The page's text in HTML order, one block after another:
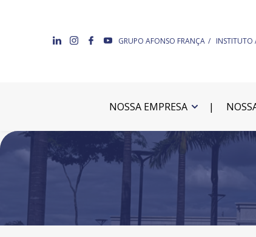
GRUPO AFONSO FRANÇA INSTITUTO
NOSSA EMPRESA